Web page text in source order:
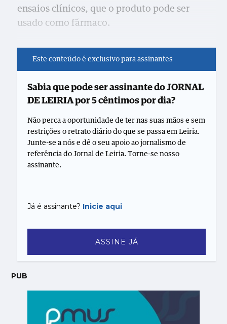
ensaios clínicos, que o produto pode ser
usado como fármaco.
Este conteúdo é exclusivo para assinantes
Sabia que pode ser assinante do JORNAL
DE LEIRIA por 5 cêntimos por dia?
Não perca a oportunidade de ter nas suas mãos e sem
restrições o retrato diário do que se passa em Leiria.
Junte-se a nós e dê o seu apoio ao jornalismo de
referência do Jornal de Leiria. Torne-se nosso
assinante.
Já é assinante? Inicie aqui
ASSINE JÁ
PUB